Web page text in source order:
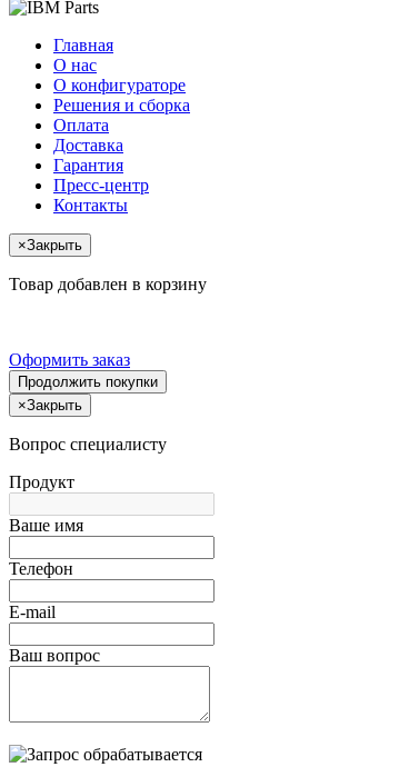
Главная
О нас
О конфигураторе
Решения и сборка
Оплата
Доставка
Гарантия
Пресс-центр
Контакты
×Закрыть
Товар добавлен в корзину
Оформить заказ
Продолжить покупки
×Закрыть
Вопрос специалисту
Продукт
Ваше имя
Телефон
E-mail
Ваш вопрос